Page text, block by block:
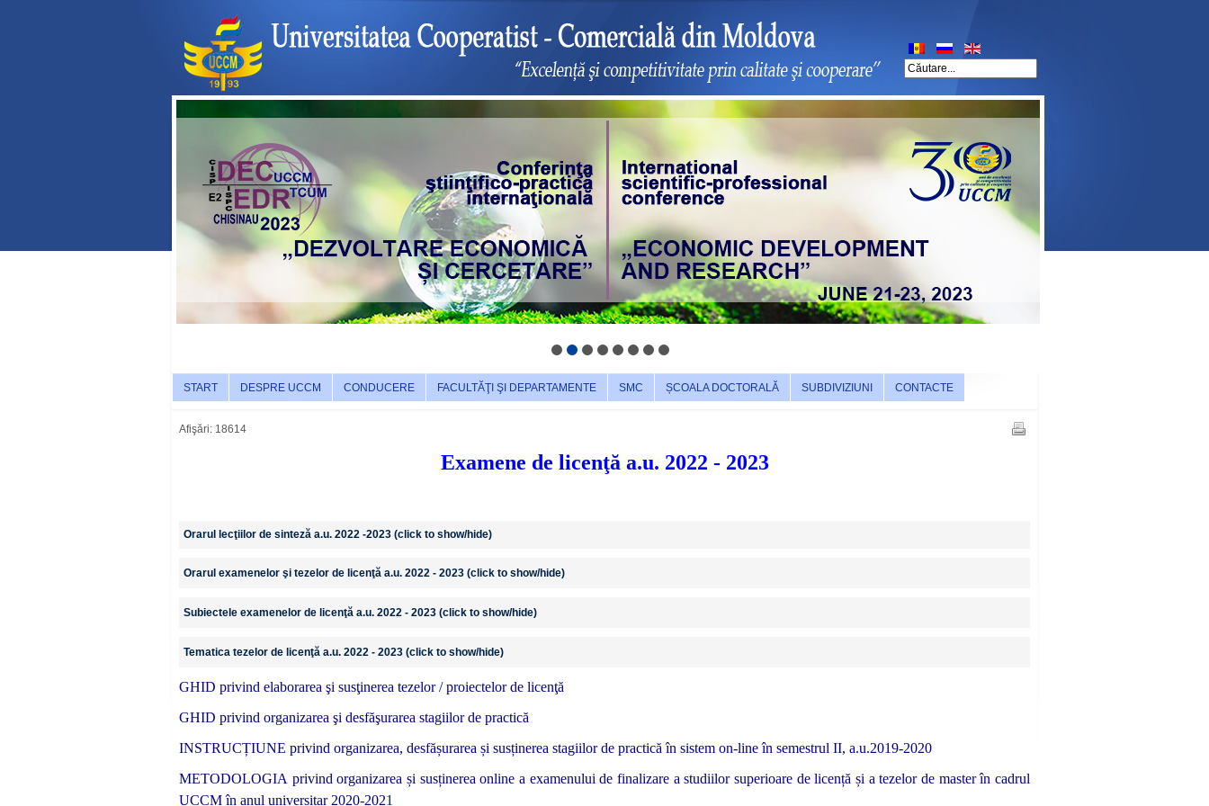
START DESPRE UCCM CONDUCERE FACULTĂŢI ŞI DEPARTAMENTE SMC ȘCOALA DOCTORALĂ SUBDIVIZIUNI CONTACTE
Afişări: 18614
Examene de licenţă a.u. 2022 - 2023
Orarul lecţiilor de sinteză a.u. 2022 -2023 (click to show/hide)
Orarul examenelor şi tezelor de licenţă a.u. 2022 - 2023 (click to show/hide)
Subiectele examenelor de licenţă a.u. 2022 - 2023 (click to show/hide)
Tematica tezelor de licenţă a.u. 2022 - 2023 (click to show/hide)
GHID privind elaborarea şi susţinerea tezelor / proiectelor de licenţă
GHID privind organizarea şi desfăşurarea stagiilor de practică
INSTRUCȚIUNE privind organizarea, desfășurarea și susținerea stagiilor de practicăîn sistem on-line în semestrul II, a.u.2019-2020
METODOLOGIA privind organizarea și susținerea online a examenului de finalizare a studiilor superioare de licență și a tezelor de master în cadrul
UCCM în anul universitar 2020-2021